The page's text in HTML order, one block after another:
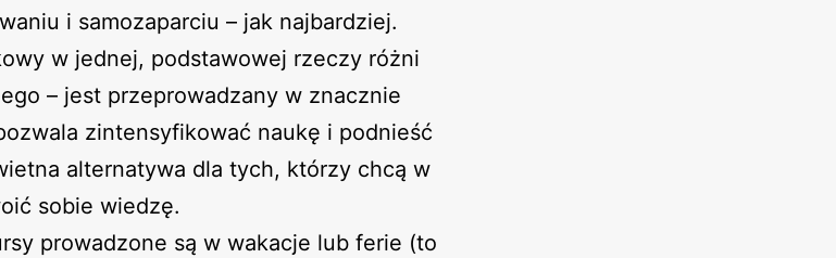
i samozaparciu – jak najbardziej.
w jednej, podstawowej rzeczy różni
– jest przeprowadzany w znacznie
zintensyfikować naukę i podnieść
alternatywa dla tych, którzy chcą w
sobie wiedzę.
prowadzone są w wakacje lub ferie (to